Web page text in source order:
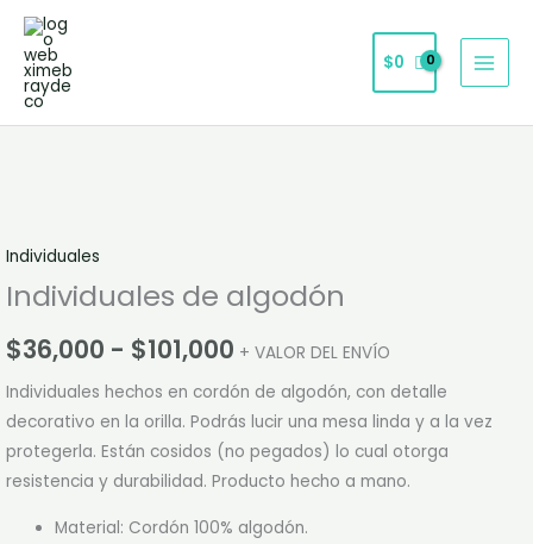
contenido
$0
Individuales
Individuales de algodón
$36,000 - $101,000
desde
$101,000
+ VALOR DEL ENVÍO
Individuales hechos en cordón de algodón, con detalle
decorativo en la orilla. Podrás lucir una mesa linda y a la vez
protegerla. Están cosidos (no pegados) lo cual otorga
resistencia y durabilidad. Producto hecho a mano.
Material: Cordón 100% algodón.